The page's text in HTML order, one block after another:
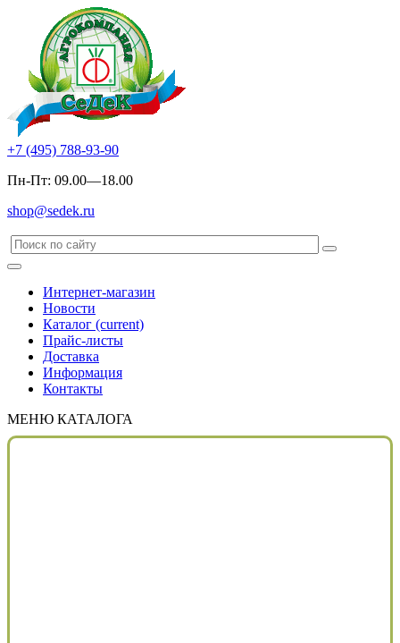
+7 (495) 788-93-90
Пн-Пт: 09.00—18.00
shop@sedek.ru
Интернет-магазин
Новости
Каталог (current)
Прайс-листы
Доставка
Информация
Контакты
МЕНЮ КАТАЛОГА